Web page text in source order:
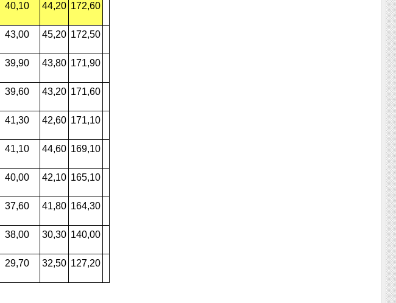
40,10 44,20 172,60
43,00 45,20 172,50
39,90 43,80 171,90
39,60 43,20 171,60
41,30 42,60 171,10
41,10 44,60 169,10
40,00 42,10 165,10
37,60 41,80 164,30
38,00 30,30 140,00
29,70 32,50 127,20